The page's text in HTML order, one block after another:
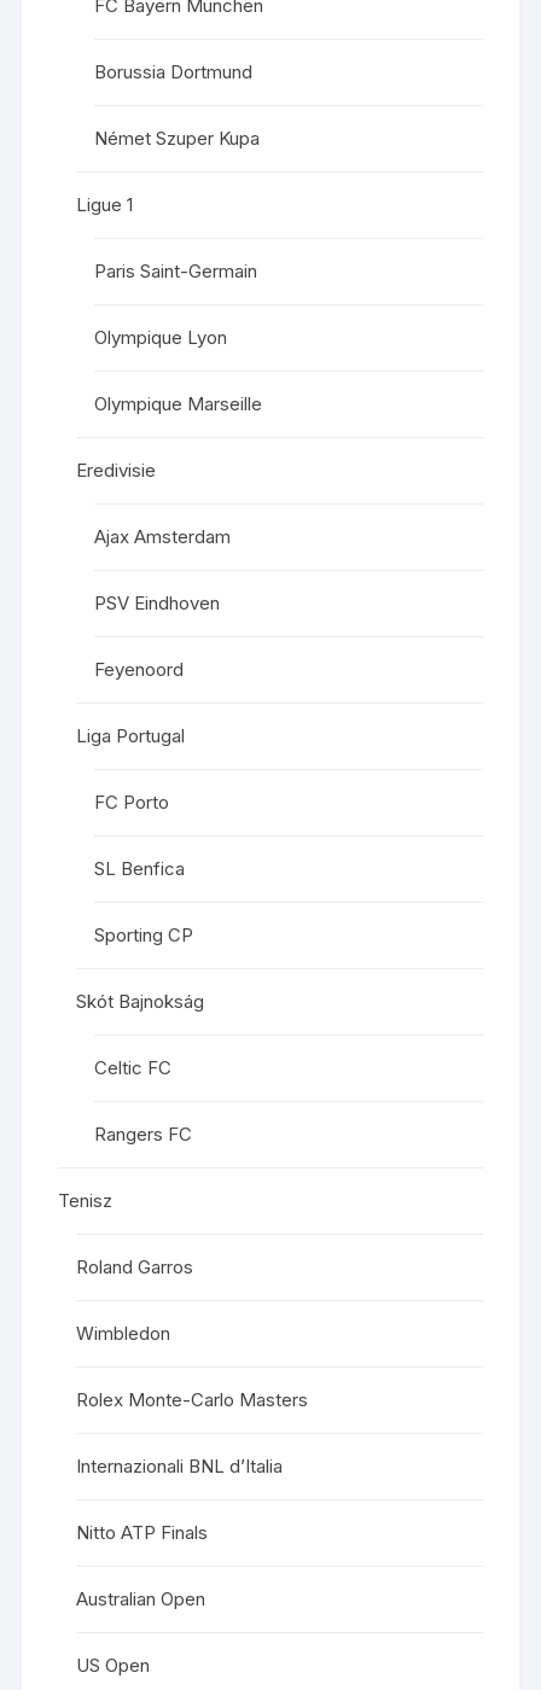
FC Bayern München
Borussia Dortmund
Német Szuper Kupa
Ligue 1
Paris Saint-Germain
Olympique Lyon
Olympique Marseille
Eredivisie
Ajax Amsterdam
PSV Eindhoven
Feyenoord
Liga Portugal
FC Porto
SL Benfica
Sporting CP
Skót Bajnokság
Celtic FC
Rangers FC
Tenisz
Roland Garros
Wimbledon
Rolex Monte-Carlo Masters
Internazionali BNL d’Italia
Nitto ATP Finals
Australian Open
US Open